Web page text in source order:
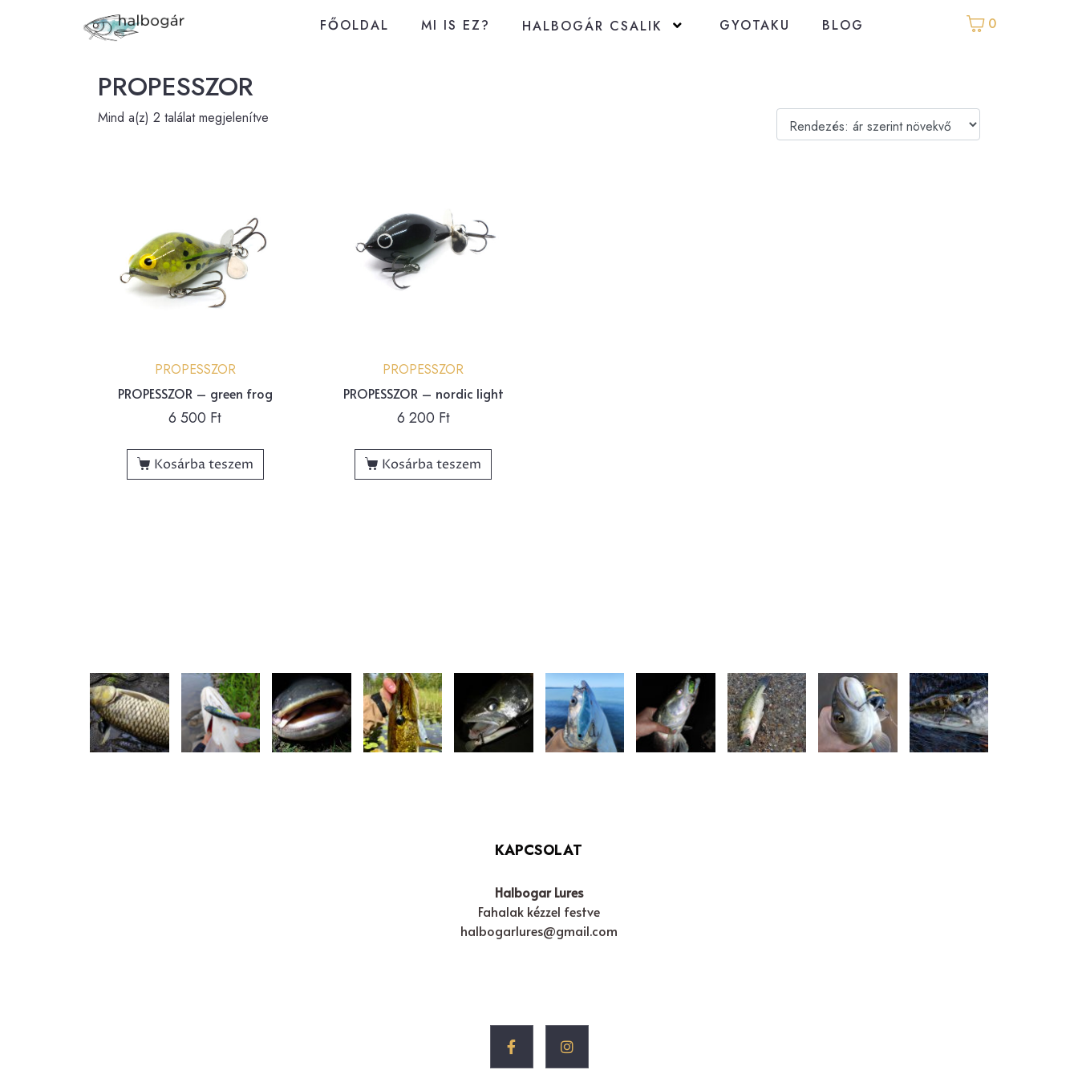
FŐOLDAL MI IS EZ? HALBOGÁR CSALIK GYOTAKU BLOG 0
PROPESSZOR
Mind a(z) 2 találat megjelenítve
PROPESSZOR
PROPESSZOR – green frog
6 500 Ft
Kosárba teszem
PROPESSZOR
PROPESSZOR – nordic light
6 200 Ft
Kosárba teszem
KAPCSOLAT
Halbogar Lures
Fahalak kézzel festve
halbogarlures@gmail.com